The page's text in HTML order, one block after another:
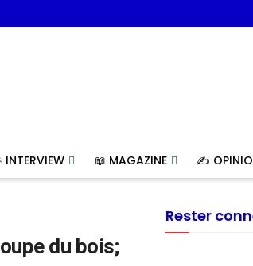
INTERVIEW 📖 MAGAZINE ✍️
du bois;
Rester